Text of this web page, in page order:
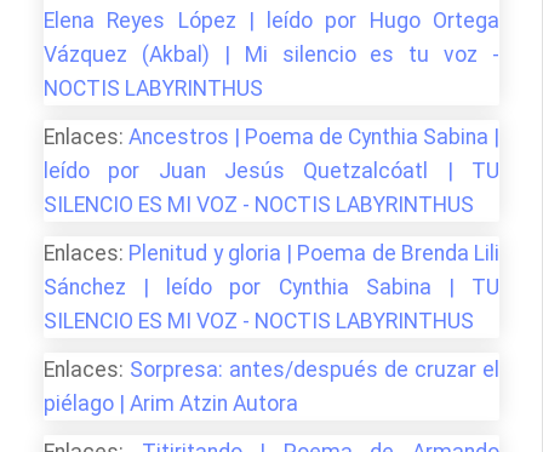
Elena Reyes López | leído por Hugo Ortega
Vázquez (Akbal) | Mi silencio es tu voz -
NOCTIS LABYRINTHUS
Enlaces: Ancestros | Poema de Cynthia Sabina |
leído por Juan Jesús Quetzalcóatl | TU
SILENCIO ES MI VOZ - NOCTIS LABYRINTHUS
Enlaces: Plenitud y gloria | Poema de Brenda Lili
Sánchez | leído por Cynthia Sabina | TU
SILENCIO ES MI VOZ - NOCTIS LABYRINTHUS
Enlaces: Sorpresa: antes/después de cruzar el
piélago | Arim Atzin Autora